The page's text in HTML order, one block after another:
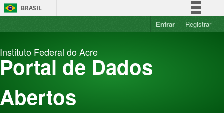
Pular
para
BRASIL
Simplifique!
Acesso à informação
Entrar Registrar
Instituto Federal do Acre
Portal de Dados
Abertos